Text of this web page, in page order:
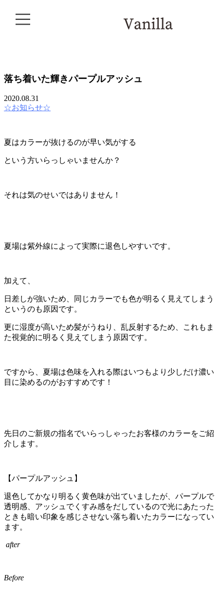
044-542-5886
BLOG
落ち着いた輝きパープルアッシュ
2020.08.31
☆お知らせ☆
夏はカラーが抜けるのが早い気がする
という方いらっしゃいませんか？
それは気のせいではありません！
夏場は紫外線によって実際に退色しやすいです。
加えて、
日差しが強いため、同じカラーでも色が明るく見えてしまう
というのも原因です。
更に湿度が高いため髪がうねり、乱反射するため、これもま
た視覚的に明るく見えてしまう原因です。
ですから、夏場は色味を入れる際はいつもより少しだけ濃い
目に染めるのがおすすめです！
先日のご新規の指名でいらっしゃったお客様のカラーをご紹
介します。
【パープルアッシュ】
退色してかなり明るく黄色味が出ていましたが、パープルで
透明感、アッシュでくすみ感をだしているので光にあたった
ときも暗い印象を感じさせない落ち着いたカラーになってい
ます。
after
Before